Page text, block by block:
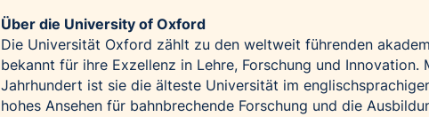
Über die University of Oxford
Die Universität Oxford zählt zu den weltweit führenden
bekannt für ihre Exzellenz in Lehre, Forschung und Innovation.
Jahrhundert ist sie die älteste Universität im
hohes Ansehen für bahnbrechende Forschung und die